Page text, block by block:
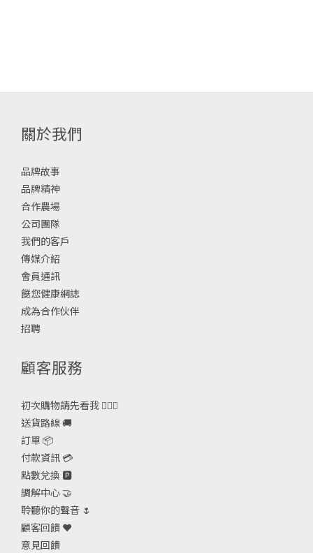
關於我們
品牌故事
品牌精神
合作農場
公司團隊
我們的客戶
傳媒介紹
會員通訊
餸您健康網誌
成為合作伙伴
招聘
顧客服務
初次購物請先看我 🙋🏻‍♀️
送貨路線 🚚
訂單 📦
付款資訊 💳
點數兌換 🅿️
調解中心 🤝
聆聽你的聲音 🌷
顧客回饋 ❤️
意見回饋